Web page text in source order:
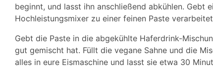
beginnt, und lasst ihn anschließend abkühlen. Gebt
Hochleistungsmixer zu einer feinen Paste
Gebt die Paste in die abgekühlte Haferdrink-
gut gemischt hat. Füllt die vegane Sahne und die
alles in eure Eismaschine und lasst sie etwa 30